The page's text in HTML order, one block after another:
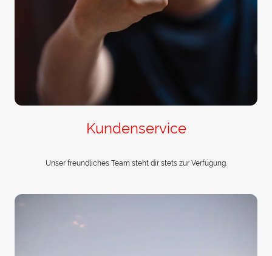
Kundenservice
Unser freundliches Team steht dir stets zur Verfügung.